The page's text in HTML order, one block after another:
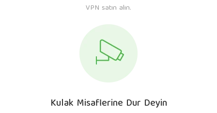
VPN satın alın.
Kulak Misaflerine Dur Deyin